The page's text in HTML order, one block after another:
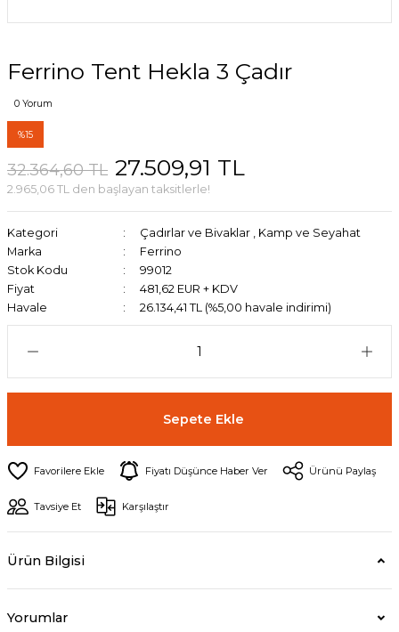
Ferrino Tent Hekla 3 Çadır
0 Yorum
%15
32.364,60 TL 27.509,91 TL
2.965,06 TL den başlayan taksitlerle!
Kategori Çadırlar ve Bivaklar , Kamp ve Seyahat
Marka
Ferrino
Stok Kodu
99012
Fiyat
481,62 EUR + KDV
Havale
26.134,41 TL (%5,00 havale indirimi)
Sepete Ekle
Fiyatı Düşünce Haber Ver Ürünü Paylaş
Tavsiye Et Karşılaştır
Ürün Bilgisi
Yorumlar